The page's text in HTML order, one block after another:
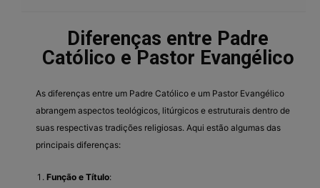
Diferenças entre Padre
Católico e Pastor Evangélico
As diferenças entre um Padre Católico e um Pastor Evangélico
abrangem aspectos teológicos, litúrgicos e estruturais dentro de
suas respectivas tradições religiosas. Aqui estão algumas das
principais diferenças:
Função e Título: